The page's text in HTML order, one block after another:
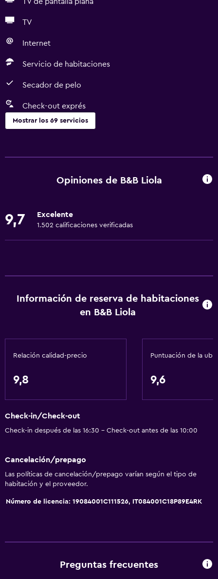
TV
Internet
Servicio de habitaciones
Secador de pelo
Check-out exprés
Mostrar los 69 servicios
Wifi gratis
Ropa de cama
Adaptador
Cocina compartida
Lavavajillas
Utensilios de cocina
Cocina
Tostadora
Opiniones de B&B Liola
9,7 Excelente
1.502 calificaciones verificadas
Información de reserva de habitaciones
en B&B Liola
Relación calidad-precio
9,8
Puntuación de la
9,6
Check-in/Check-out
Check-in después de las 16:30 - Check-out antes de las 10:00
Cancelación/prepago
Las políticas de cancelación/prepago varían según el tipo de
habitación y el proveedor.
Número de licencia: 19084001C111526, IT084001C18P89E4RK
Preguntas frecuentes